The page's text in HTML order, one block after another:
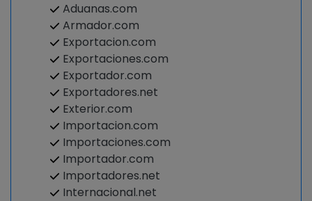
Aduanas.com
Armador.com
Exportacion.com
Exportaciones.com
Exportador.com
Exportadores.net
Exterior.com
Importacion.com
Importaciones.com
Importador.com
Importadores.net
Internacional.net